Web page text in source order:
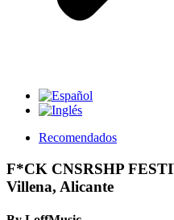
Recomendados
F*CK CNSRSHP
Villena, Alicante